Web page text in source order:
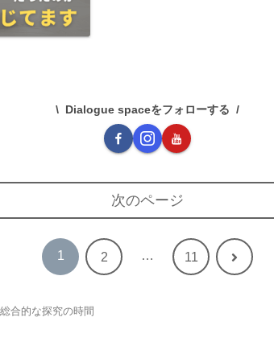
Dialogue spaceをフォローする
次のページ
1 2 … 11 次
合的な探究の時間